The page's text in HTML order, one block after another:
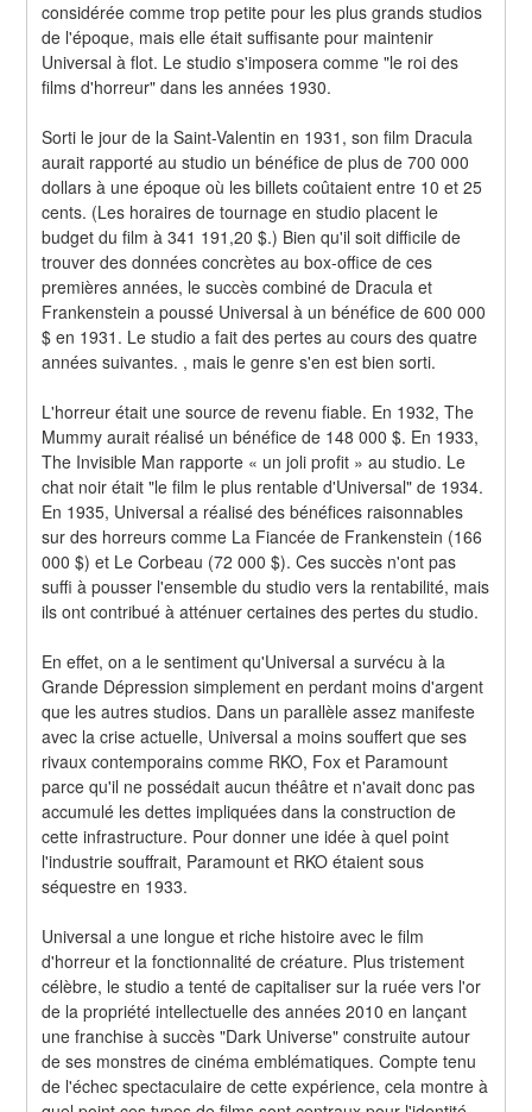
considérée comme trop petite pour les plus grands studios
de l'époque, mais elle était suffisante pour maintenir
Universal à flot. Le studio s'imposera comme "le roi des
films d'horreur" dans les années 1930.
Sorti le jour de la Saint-Valentin en 1931, son film Dracula
aurait rapporté au studio un bénéfice de plus de 700 000
dollars à une époque où les billets coûtaient entre 10 et 25
cents. (Les horaires de tournage en studio placent le
budget du film à 341 191,20 $.) Bien qu'il soit difficile de
trouver des données concrètes au box-office de ces
premières années, le succès combiné de Dracula et
Frankenstein a poussé Universal à un bénéfice de 600 000
$ en 1931. Le studio a fait des pertes au cours des quatre
années suivantes. , mais le genre s'en est bien sorti.
L'horreur était une source de revenu fiable. En 1932, The
Mummy aurait réalisé un bénéfice de 148 000 $. En 1933,
The Invisible Man rapporte « un joli profit » au studio. Le
chat noir était "le film le plus rentable d'Universal" de 1934.
En 1935, Universal a réalisé des bénéfices raisonnables
sur des horreurs comme La Fiancée de Frankenstein (166
000 $) et Le Corbeau (72 000 $). Ces succès n'ont pas
suffi à pousser l'ensemble du studio vers la rentabilité, mais
ils ont contribué à atténuer certaines des pertes du studio.
En effet, on a le sentiment qu'Universal a survécu à la
Grande Dépression simplement en perdant moins d'argent
que les autres studios. Dans un parallèle assez manifeste
avec la crise actuelle, Universal a moins souffert que ses
rivaux contemporains comme RKO, Fox et Paramount
parce qu'il ne possédait aucun théâtre et n'avait donc pas
accumulé les dettes impliquées dans la construction de
cette infrastructure. Pour donner une idée à quel point
l'industrie souffrait, Paramount et RKO étaient sous
séquestre en 1933.
Universal a une longue et riche histoire avec le film
d'horreur et la fonctionnalité de créature. Plus tristement
célèbre, le studio a tenté de capitaliser sur la ruée vers l'or
de la propriété intellectuelle des années 2010 en lançant
une franchise à succès "Dark Universe" construite autour
de ses monstres de cinéma emblématiques. Compte tenu
de l'échec spectaculaire de cette expérience, cela montre à